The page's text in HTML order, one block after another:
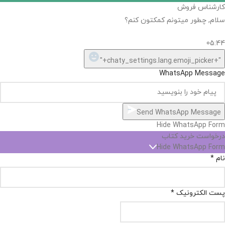
کارشناس فروش
سلام, چطور میتونم کمکتون کنم؟
05:44
"+chaty_settings.lang.emoji_picker+"
WhatsApp Message
Send WhatsApp Message
Hide WhatsApp Form
درخواست خرید کتاب
Hide WhatsApp Form
نام *
پست الکترونیک *